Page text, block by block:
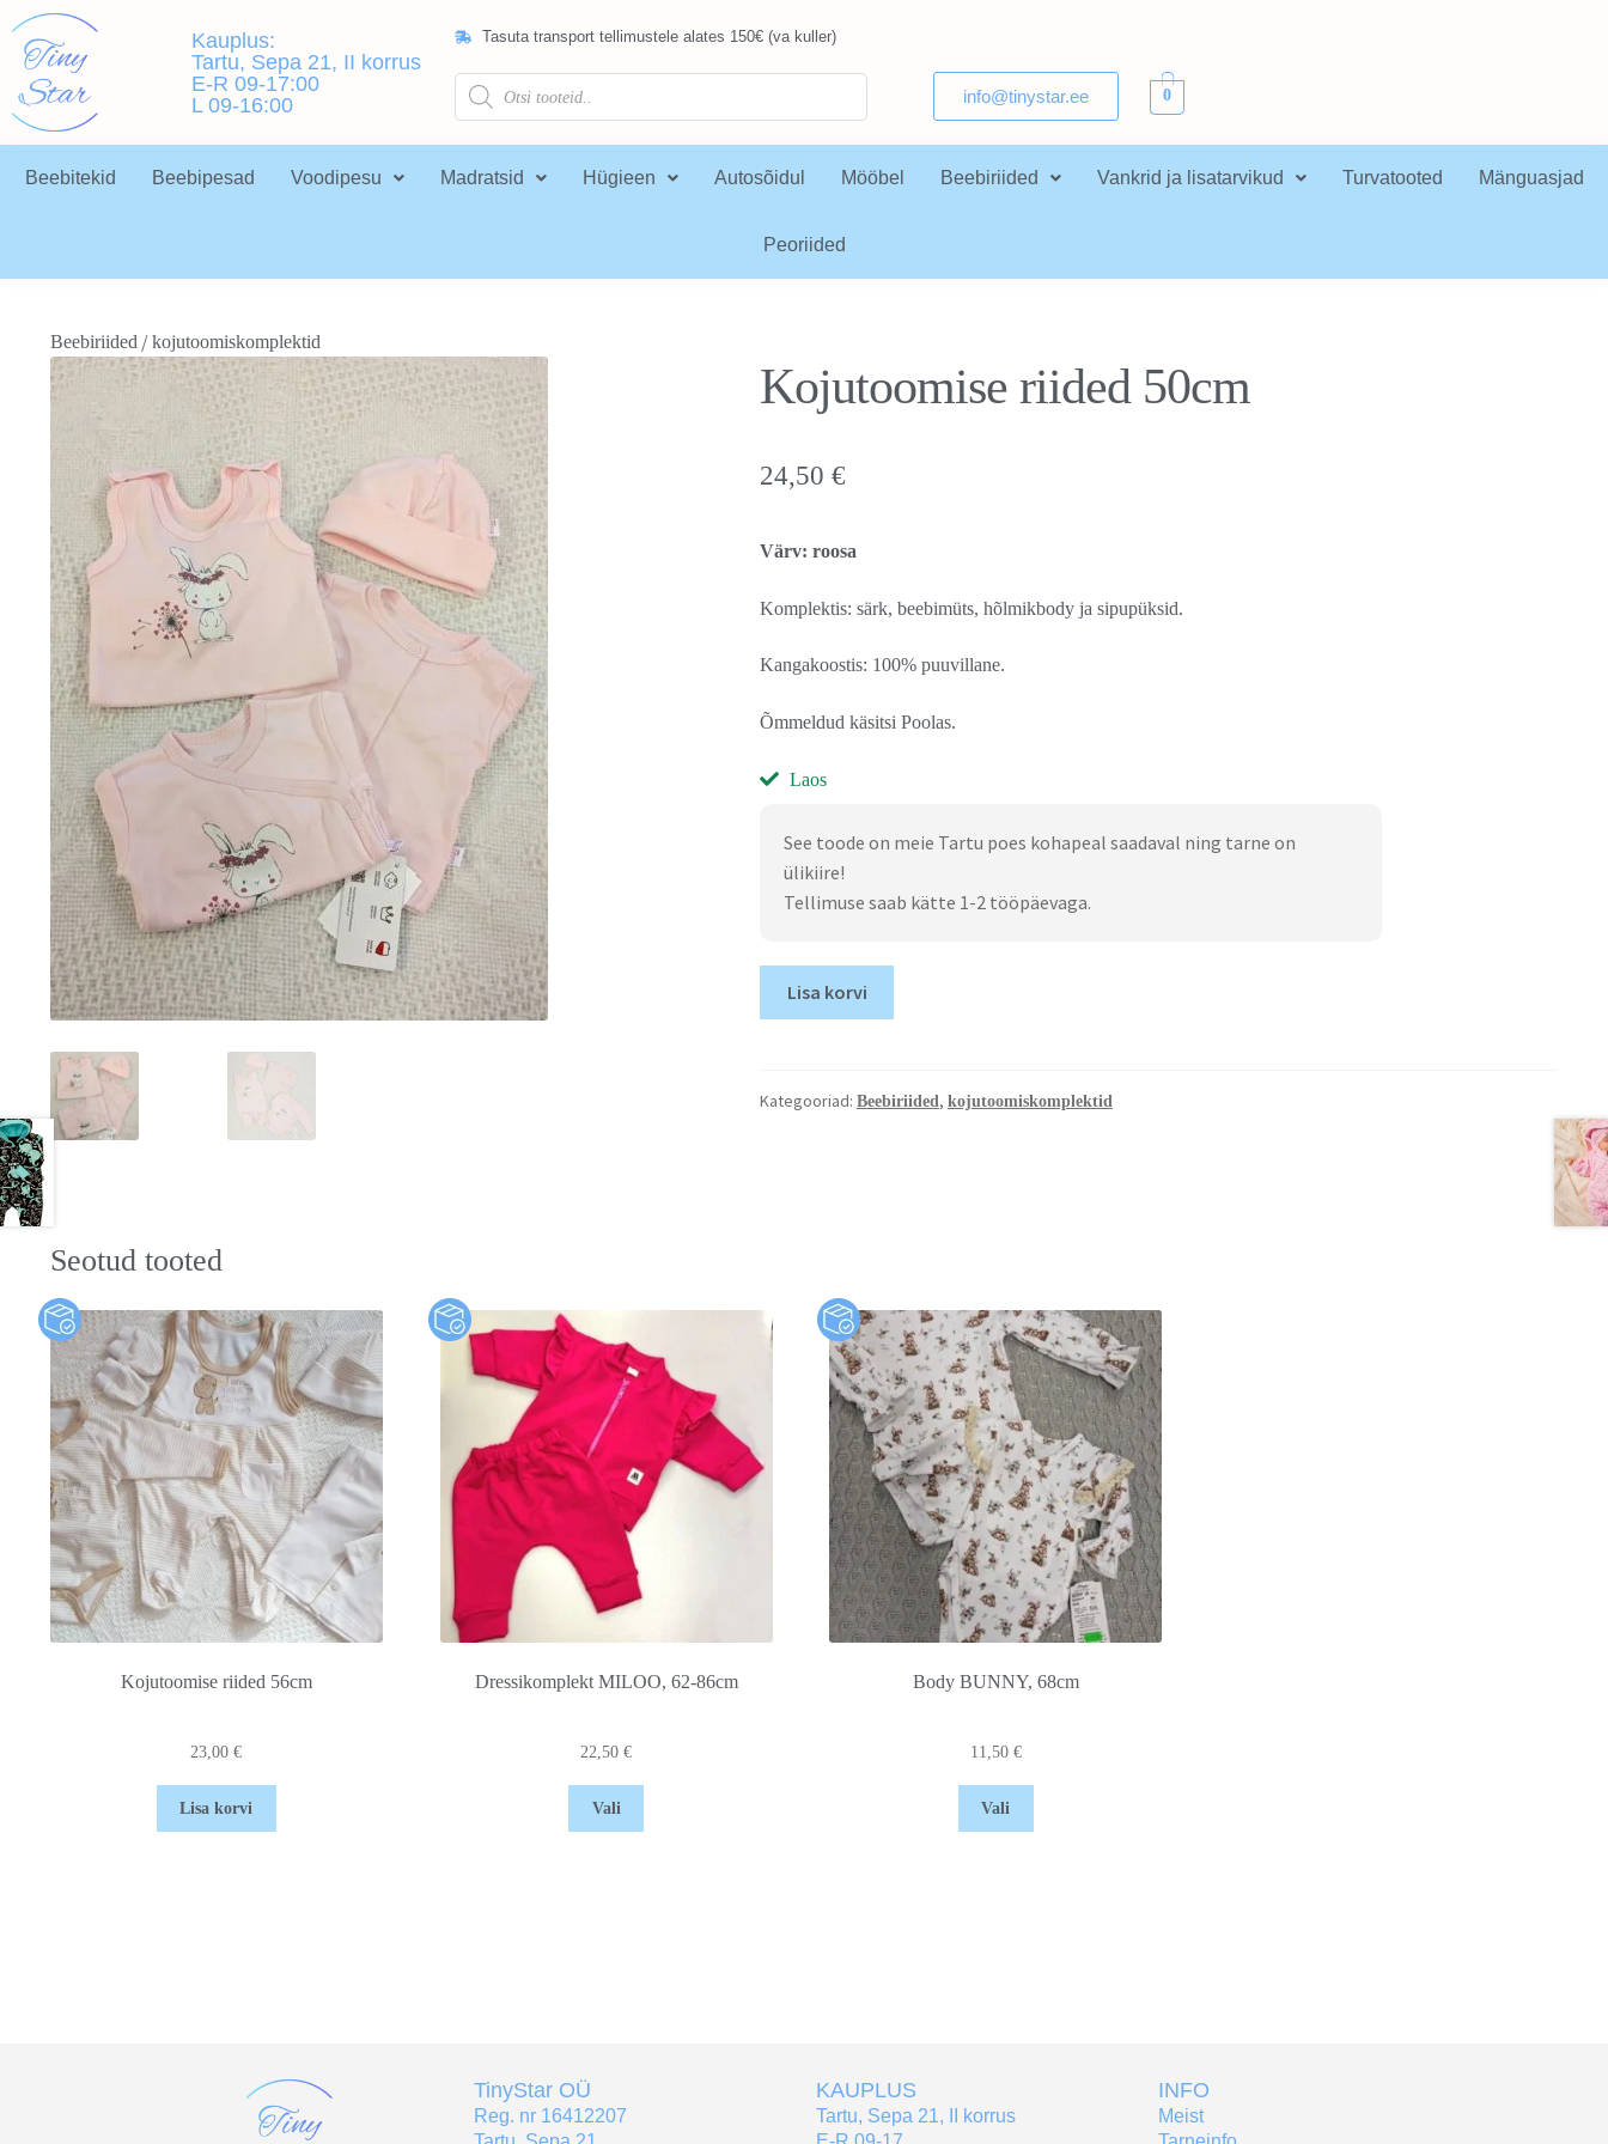
Kauplus:
Tartu, Sepa 21, II korrus
E-R 09-17:00
L 09-16:00
Tasuta transport tellimustele alates 150€ (va kuller)
info@tinystar.ee 0
Beebitekid Beebipesad Voodipesu Madratsid Hügieen Autosõidul Mööbel Beebiriided Vankrid ja lisatarvikud Turvatooted Mänguasjad
Peoriided
Beebiriided/kojutoomiskomplektid
Kojutoomise riided 50cm
24,50 €
Värv: roosa
Komplektis: särk, beebimüts, hõlmikbody ja sipupüksid.
Kangakoostis: 100% puuvillane.
Õmmeldud käsitsi Poolas.
Laos
See toode on meie Tartu poes kohapeal saadaval ning tarne on
ülikiire!
Tellimuse saab kätte 1-2 tööpäevaga.
Lisa korvi
Kategooriad: Beebiriided, kojutoomiskomplektid
Seotud tooted
Kojutoomise riided 56cm
23,00€
Lisa korvi
Dressikomplekt MILOO, 62-86cm
22,50€
Vali
Body BUNNY, 68cm
11,50 €
Vali
TinyStar OÜ
Reg. nr 16412207
KAUPLUS
Tartu, Sepa 21, II korrus
INFO
Meist